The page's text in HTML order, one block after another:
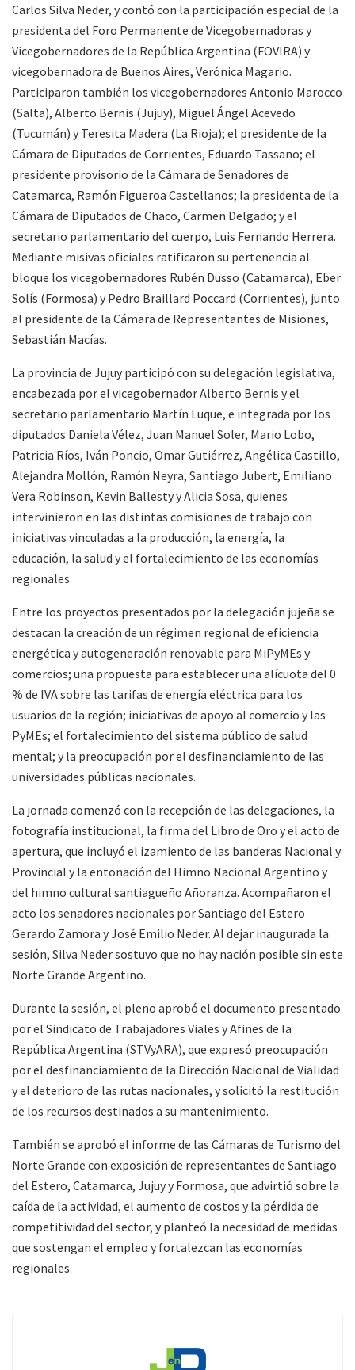
Carlos Silva Neder, y contó con la participación especial de la
presidenta del Foro Permanente de Vicegobernadoras y
Vicegobernadores de la República Argentina (FOVIRA) y
vicegobernadora de Buenos Aires, Verónica Magario.
Participaron también los vicegobernadores Antonio Marocco
(Salta), Alberto Bernis (Jujuy), Miguel Ángel Acevedo
(Tucumán) y Teresita Madera (La Rioja); el presidente de la
Cámara de Diputados de Corrientes, Eduardo Tassano; el
presidente provisorio de la Cámara de Senadores de
Catamarca, Ramón Figueroa Castellanos; la presidenta de la
Cámara de Diputados de Chaco, Carmen Delgado; y el
secretario parlamentario del cuerpo, Luis Fernando Herrera.
Mediante misivas oficiales ratificaron su pertenencia al
bloque los vicegobernadores Rubén Dusso (Catamarca), Eber
Solís (Formosa) y Pedro Braillard Poccard (Corrientes), junto
al presidente de la Cámara de Representantes de Misiones,
Sebastián Macías.
La provincia de Jujuy participó con su delegación legislativa,
encabezada por el vicegobernador Alberto Bernis y el
secretario parlamentario Martín Luque, e integrada por los
diputados Daniela Vélez, Juan Manuel Soler, Mario Lobo,
Patricia Ríos, Iván Poncio, Omar Gutiérrez, Angélica Castillo,
Alejandra Mollón, Ramón Neyra, Santiago Jubert, Emiliano
Vera Robinson, Kevin Ballesty y Alicia Sosa, quienes
intervinieron en las distintas comisiones de trabajo con
iniciativas vinculadas a la producción, la energía, la
educación, la salud y el fortalecimiento de las economías
regionales.
Entre los proyectos presentados por la delegación jujeña se
destacan la creación de un régimen regional de eficiencia
energética y autogeneración renovable para MiPyMEs y
comercios; una propuesta para establecer una alícuota del 0
% de IVA sobre las tarifas de energía eléctrica para los
usuarios de la región; iniciativas de apoyo al comercio y las
PyMEs; el fortalecimiento del sistema público de salud
mental; y la preocupación por el desfinanciamiento de las
universidades públicas nacionales.
La jornada comenzó con la recepción de las delegaciones, la
fotografía institucional, la firma del Libro de Oro y el acto de
apertura, que incluyó el izamiento de las banderas Nacional y
Provincial y la entonación del Himno Nacional Argentino y
del himno cultural santiagueño Añoranza. Acompañaron el
acto los senadores nacionales por Santiago del Estero
Gerardo Zamora y José Emilio Neder. Al dejar inaugurada la
sesión, Silva Neder sostuvo que no hay nación posible sin este
Norte Grande Argentino.
Durante la sesión, el pleno aprobó el documento presentado
por el Sindicato de Trabajadores Viales y Afines de la
República Argentina (STVyARA), que expresó preocupación
por el desfinanciamiento de la Dirección Nacional de Vialidad
y el deterioro de las rutas nacionales, y solicitó la restitución
de los recursos destinados a su mantenimiento.
También se aprobó el informe de las Cámaras de Turismo del
Norte Grande con exposición de representantes de Santiago
del Estero, Catamarca, Jujuy y Formosa, que advirtió sobre la
caída de la actividad, el aumento de costos y la pérdida de
competitividad del sector, y planteó la necesidad de medidas
que sostengan el empleo y fortalezcan las economías
regionales.